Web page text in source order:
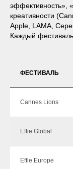
эффективность»,
креативности
Apple, LAMA,
Каждый
ФЕСТИВАЛЬ
Cannes Lions
Effie Global
Effie Europe